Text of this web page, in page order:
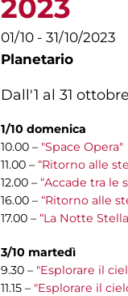
2023
01/10 - 31/10/2023
Planetario
Dall'1 al 31
1/10 domenica
10.00 – "Space Opera"
11.00 – “Ritorno alle
12.00 – “Accade tra le
16.00 – “Ritorno alle
17.00 – “La Notte
3/10 martedì
9.30 – "Esplorare il
11.15 – "Esplorare il